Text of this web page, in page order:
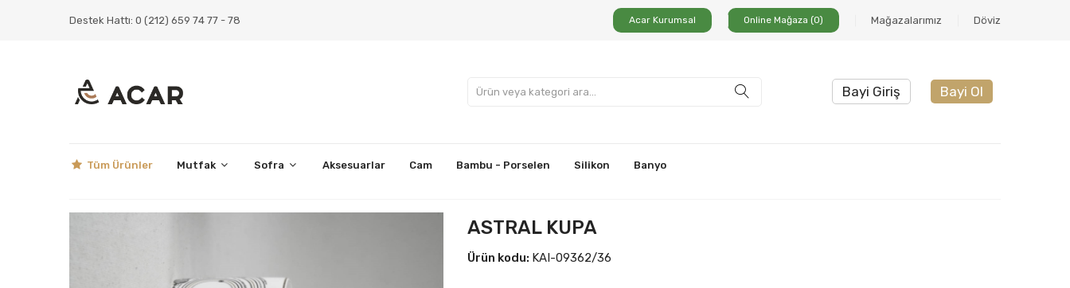
Destek Hattı: 0 (212) 659 74 77 - 78 Acar Kurumsal Online Mağaza (0) Mağazalarımız Döviz
Bayi Giriş Bayi Ol
Tüm Ürünler Mutfak Sofra Aksesuarlar Cam Bambu - Porselen Silikon Banyo
ASTRAL KUPA
Ürün kodu: KAI-09362/36